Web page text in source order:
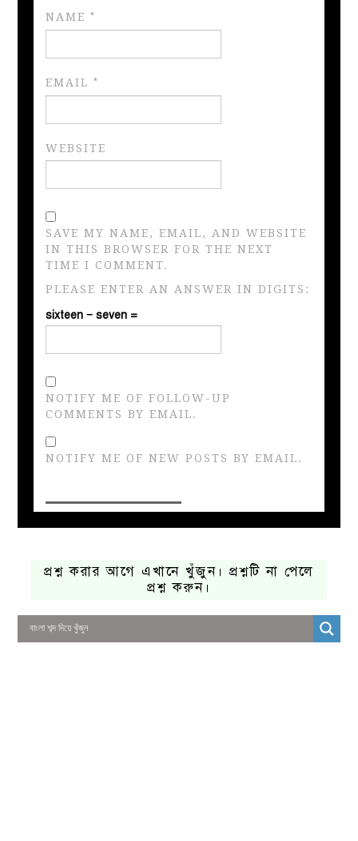
NAME*
EMAIL*
WEBSITE
SAVE MY NAME, EMAIL, AND WEBSITE
IN THIS BROWSER FOR THE NEXT
TIME I COMMENT.
PLEASE ENTER AN ANSWER IN DIGITS:
sixteen − seven =
NOTIFY ME OF FOLLOW-UP
COMMENTS BY EMAIL.
NOTIFY ME OF NEW POSTS BY EMAIL.
প্রশ্ন করার আগে এখানে খুঁজুন। প্রশ্নটি না পেলে
প্রশ্ন করুন।